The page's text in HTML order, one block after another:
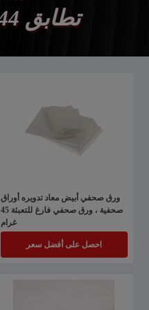
تطابق 44 المنتجات.
ورق صحفي أبيض معاد تدويره أوراق
صحفية ، ورق صحفي فارغ للتعبئة 45
غرام
احصل على أفضل سعر